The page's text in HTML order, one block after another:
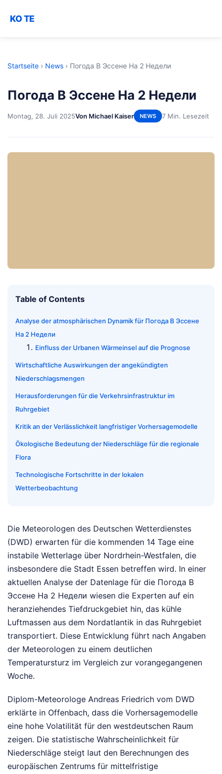
KO TE
Startseite › News › Погода В Эссене На 2 Недели
Погода В Эссене На 2 Недели
Montag, 28. Juli 2025Von Michael Kaiser NEWS 7 Min. Lesezeit
Table of Contents
Analyse der atmosphärischen Dynamik für Погода В Эссене
На 2 Недели
Einfluss der Urbanen Wärmeinsel auf die Prognose
Wirtschaftliche Auswirkungen der angekündigten
Niederschlagsmengen
Herausforderungen für die Verkehrsinfrastruktur im
Ruhrgebiet
Kritik an der Verlässlichkeit langfristiger Vorhersagemodelle
Ökologische Bedeutung der Niederschläge für die regionale
Flora
Technologische Fortschritte in der lokalen
Wetterbeobachtung
Die Meteorologen des Deutschen Wetterdienstes
(DWD) erwarten für die kommenden 14 Tage eine
instabile Wetterlage über Nordrhein-Westfalen, die
insbesondere die Stadt Essen betreffen wird. In einer
aktuellen Analyse der Datenlage für die Погода В
Эссене На 2 Недели wiesen die Experten auf ein
heranziehendes Tiefdruckgebiet hin, das kühle
Luftmassen aus dem Nordatlantik in das Ruhrgebiet
transportiert. Diese Entwicklung führt nach Angaben
der Meteorologen zu einem deutlichen
Temperatursturz im Vergleich zur vorangegangenen
Woche.
Diplom-Meteorologe Andreas Friedrich vom DWD
erklärte in Offenbach, dass die Vorhersagemodelle
eine hohe Volatilität für den westdeutschen Raum
zeigen. Die statistische Wahrscheinlichkeit für
Niederschläge steigt laut den Berechnungen des
europäischen Zentrums für mittelfristige